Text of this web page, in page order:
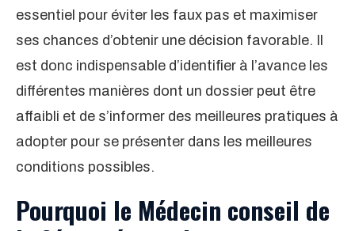
essentiel pour éviter les faux pas et maximiser
ses chances d’obtenir une décision favorable. Il
est donc indispensable d’identifier à l’avance les
différentes manières dont un dossier peut être
affaibli et de s’informer des meilleures pratiques à
adopter pour se présenter dans les meilleures
conditions possibles.
Pourquoi le Médecin conseil de